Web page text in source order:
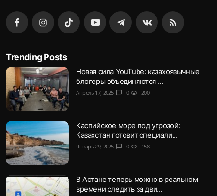
Trending Posts
Новая сила YouTube: казахоязычные
блогеры объединяются ...
Апрель 17, 2025 chat_bubble 0 visibility 200
Каспийское море под угрозой:
Казахстан готовит специали...
Январь 29, 2025 chat_bubble 0 visibility 158
В Астане теперь можно в реальном
времени следить за дви...